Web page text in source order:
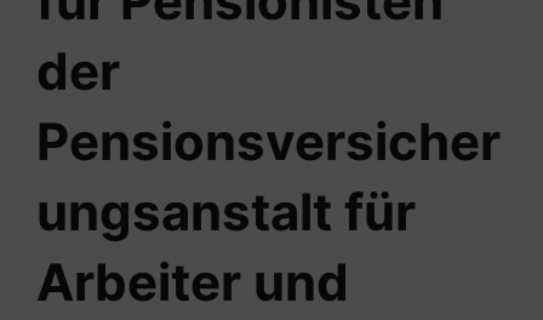
der
Pensionsversicher
ungsanstalt für
Arbeiter und